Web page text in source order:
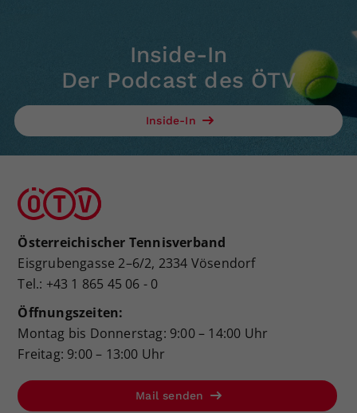
Inside-In
Der Podcast des ÖTV
Inside-In
Österreichischer Tennisverband
Eisgrubengasse 2–6/2, 2334 Vösendorf
Tel.: +43 1 865 45 06 - 0
Öffnungszeiten:
Montag bis Donnerstag: 9:00 – 14:00 Uhr
Freitag: 9:00 – 13:00 Uhr
Mail senden